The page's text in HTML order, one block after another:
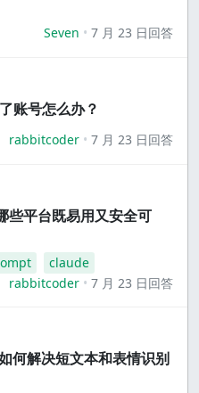
Seven 7 月 23 日回答
账号怎么办？
rabbitcoder 7 月 23 日回答
平台既易用又安全可
claude
rabbitcoder
7 月 23 日回答
何解决短文本和表情识别